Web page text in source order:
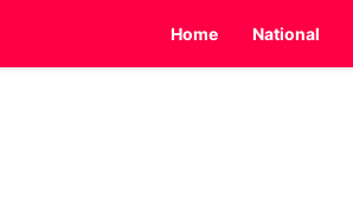
Home National